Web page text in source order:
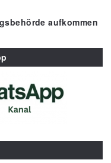
aufkommen